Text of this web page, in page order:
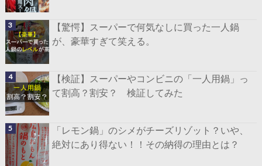
【驚愕】スーパーで何気なしに買った一人鍋
が、豪華すぎて笑える。
【検証】スーパーやコンビニの「一人用鍋」っ
て割高？割安？ 検証してみた
「レモン鍋」のシメがチーズリゾット？いや、
絶対にあり得ない！！その納得の理由とは？